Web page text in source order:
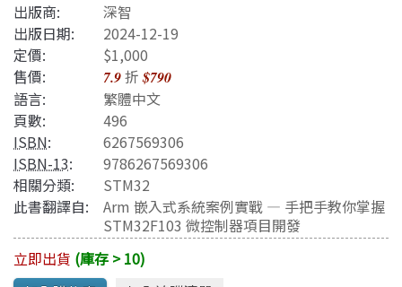
出版商:
深智
出版日期:
2024-12-19
定價:
$1,000
售價:
7.9折$790
語言:
繁體中文
頁數:
496
ISBN:
6267569306
ISBN-13:
9786267569306
相關分類:
STM32
此書翻譯自:
Arm 嵌入式系統案例實戰 — 手把手教你掌握
STM32F103 微控制器項目開發
立即出貨 (庫存 > 10)